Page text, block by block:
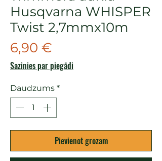
Husqvarna WHISPER
Twist 2,7mmx10m
6,90 €
Sazinies par piegādi
Daudzums *
Pievienot grozam